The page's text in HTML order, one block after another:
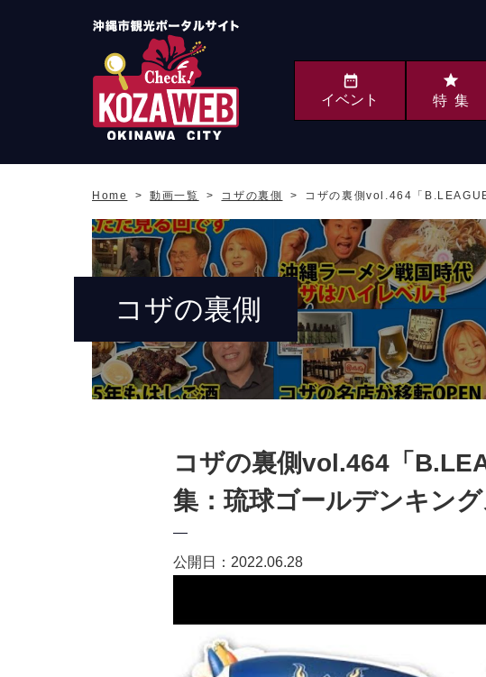
OKINAWA CITY
イベント
star
特集
Home 動画一覧 コザの裏側 コザの裏側vol.464「
コザの裏側
コザの裏側vol.464「
集：琉球ゴールデンキング
公開日：2022.06.28